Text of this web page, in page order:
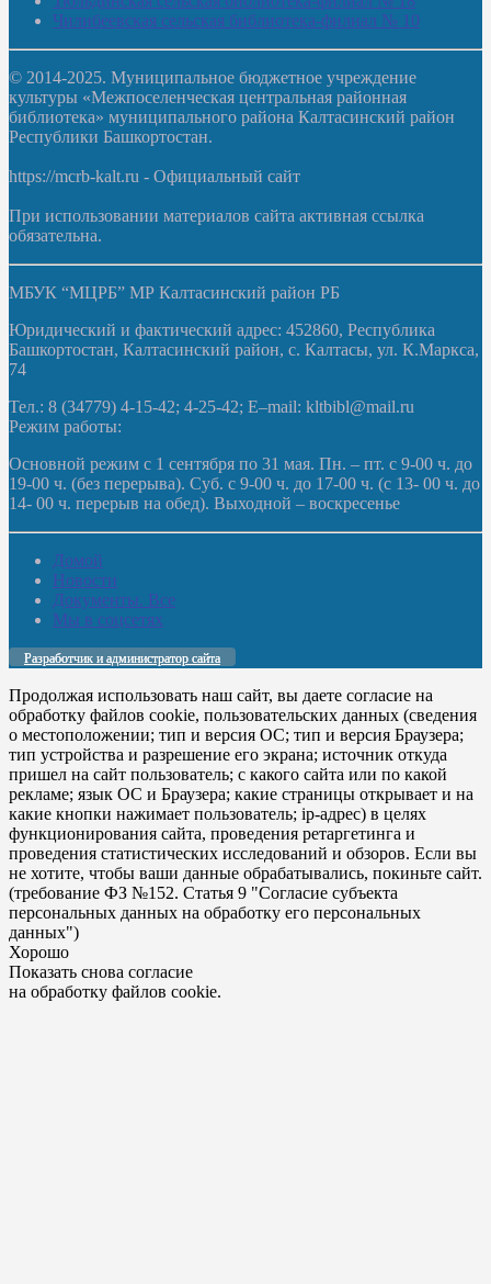
Чилибеевская сельская библиотека-филиал № 10
© 2014-2025. Муниципальное бюджетное учреждение
культуры «Межпоселенческая центральная районная
библиотека» муниципального района Калтасинский район
Республики Башкортостан.
https://mcrb-kalt.ru - Официальный сайт
При использовании материалов сайта активная ссылка
обязательна.
МБУК “МЦРБ” МР Калтасинский район РБ
Юридический и фактический адрес: 452860, Республика
Башкортостан, Калтасинский район, с. Калтасы, ул. К.Маркса,
74
Тел.: 8 (34779) 4-15-42; 4-25-42; E–mail: kltbibl@mail.ru
Режим работы:
Основной режим с 1 сентября по 31 мая. Пн. – пт. с 9-00 ч. до
19-00 ч. (без перерыва). Суб. с 9-00 ч. до 17-00 ч. (с 13- 00 ч. до
14- 00 ч. перерыв на обед). Выходной – воскресенье
Домой
Новости
Документы. Все
Мы в соцсетях
Разработчик и администратор сайта
Продолжая использовать наш сайт, вы даете согласие на
обработку файлов cookie, пользовательских данных (сведения
о местоположении; тип и версия ОС; тип и версия Браузера;
тип устройства и разрешение его экрана; источник откуда
пришел на сайт пользователь; с какого сайта или по какой
рекламе; язык ОС и Браузера; какие страницы открывает и на
какие кнопки нажимает пользователь; ip-адрес) в целях
функционирования сайта, проведения ретаргетинга и
проведения статистических исследований и обзоров. Если вы
не хотите, чтобы ваши данные обрабатывались, покиньте сайт.
(требование ФЗ №152. Статья 9 "Согласие субъекта
персональных данных на обработку его персональных
данных")
Хорошо
Показать снова согласие
на обработку файлов cookie.